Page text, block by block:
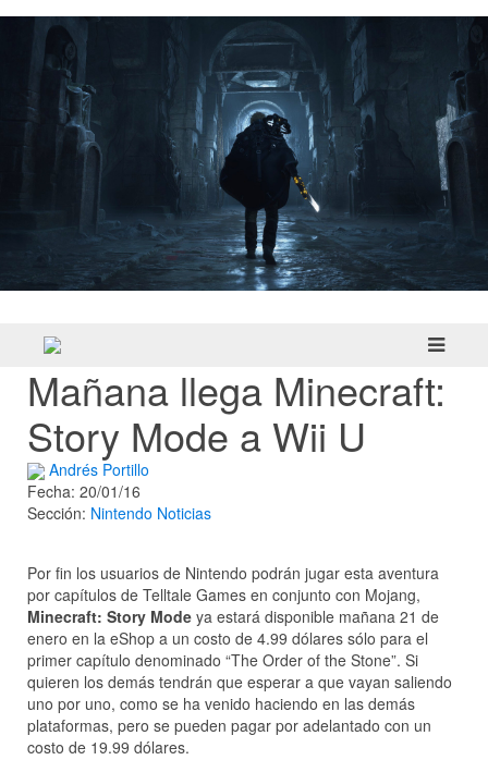
Mañana llega Minecraft:
Story Mode a Wii U
Andrés Portillo
Fecha: 20/01/16
Sección: Nintendo Noticias
Por fin los usuarios de Nintendo podrán jugar esta aventura
por capítulos de Telltale Games en conjunto con Mojang,
Minecraft: Story Mode ya estará disponible mañana 21 de
enero en la eShop a un costo de 4.99 dólares sólo para el
primer capítulo denominado “The Order of the Stone”. Si
quieren los demás tendrán que esperar a que vayan saliendo
uno por uno, como se ha venido haciendo en las demás
plataformas, pero se pueden pagar por adelantado con un
costo de 19.99 dólares.